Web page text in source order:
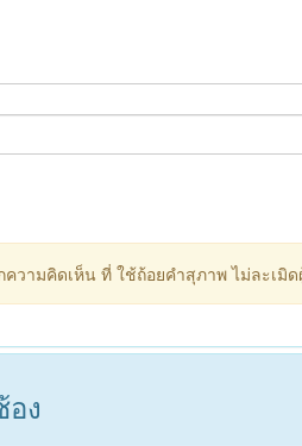
วามคิดเห็น ที่ ใช้ถ้อยคำสุภาพ ไม่ละเมิ
อง